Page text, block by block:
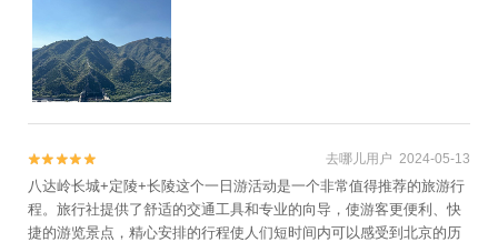

 去哪儿用户 2024-05-13
八达岭长城+定陵+长陵这个一日游活动是一个非常值得推荐的旅游行
程。旅行社提供了舒适的交通工具和专业的向导，使游客更便利、快
捷的游览景点，精心安排的行程使人们短时间内可以感受到北京的历